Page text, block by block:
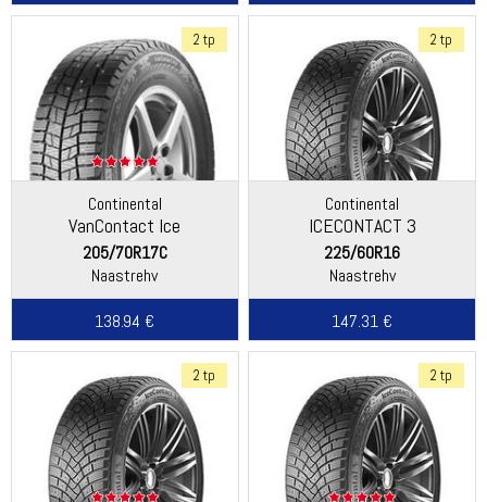
2 tp
Continental
VanContact Ice
205/70R17C
Naastrehv
138.94 €
2 tp
Continental
ICECONTACT 3
225/60R16
Naastrehv
147.31 €
2 tp 2 tp